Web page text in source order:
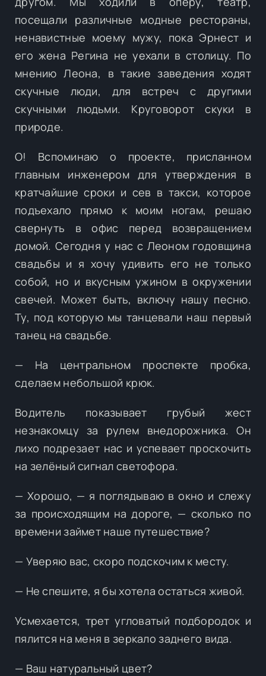
посещали различные модные рестораны,
ненавистные моему мужу, пока Эрнест и
его жена Регина не уехали в столицу. По
мнению Леона, в такие заведения ходят
скучные люди, для встреч с другими
скучными людьми. Круговорот скуки в
природе.
О! Вспоминаю о проекте, присланном
главным инженером для утверждения в
кратчайшие сроки и сев в такси, которое
подъехало прямо к моим ногам, решаю
свернуть в офис перед возвращением
домой. Сегодня у нас с Леоном годовщина
свадьбы и я хочу удивить его не только
собой, но и вкусным ужином в окружении
свечей. Может быть, включу нашу песню.
Ту, под которую мы танцевали наш первый
танец на свадьбе.
— На центральном проспекте пробка,
сделаем небольшой крюк.
Водитель показывает грубый жест
незнакомцу за рулем внедорожника. Он
лихо подрезает нас и успевает проскочить
на зелёный сигнал светофора.
— Хорошо, — я поглядываю в окно и слежу
за происходящим на дороге, — сколько по
времени займет наше путешествие?
— Уверяю вас, скоро подскочим к месту.
— Не спешите, я бы хотела остаться живой.
Усмехается, трет угловатый подбородок и
пялится на меня в зеркало заднего вида.
— Ваш натуральный цвет?